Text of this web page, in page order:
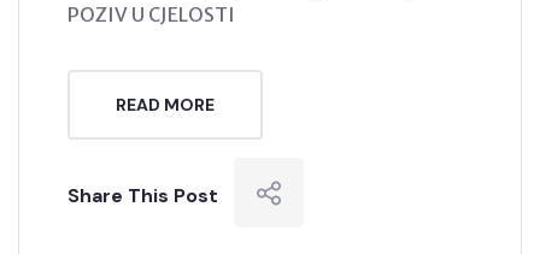
POZIV U CJELOSTI
READ MORE
Share This Post